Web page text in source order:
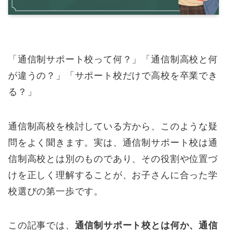
「通信制サポート校って何？」「通信制高校と何
が違うの？」「サポート校だけで高校を卒業でき
る？」
通信制高校を検討している方から、このような疑
問をよく聞きます。実は、通信制サポート校は通
信制高校とは別のものであり、その役割や位置づ
けを正しく理解することが、お子さんに合った学
校選びの第一歩です。
この記事では、 通信制サポート校とは何か、通信